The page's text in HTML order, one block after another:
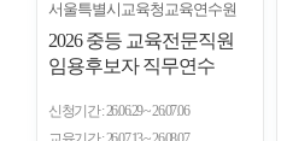
서울특별시교육청교육연수원
2026 중등 교육전문직원
임용후보자 직무연수
신청기간 26.06.29 ~ 26.07.06